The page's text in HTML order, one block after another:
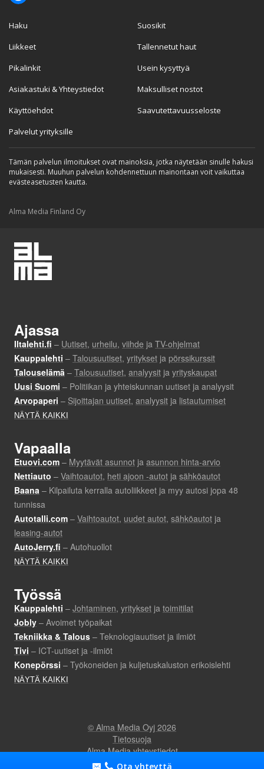
Ota yhteyttä
Haku
Liikkeet
Pikalinkit
Asiakastuki & Yhteystiedot
Käyttöehdot
Palvelut yrityksille
Suosikit
Tallennetut haut
Usein kysyttyä
Maksulliset nostot
Saavutettavuusseloste
Tämän palvelun ilmoitukset ovat mainoksia, jotka näytetään sinulle hakusi
mukaisesti. Muuhun palvelun kohdennettuun mainontaan voit vaikuttaa
evästeasetusten kautta.
Alma Media Finland Oy